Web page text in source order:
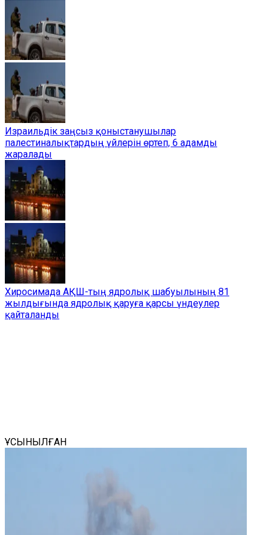
Израильдік заңсыз қоныстанушылар
палестиналықтардың үйлерін өртеп, 6 адамды
жаралады
Хиросимада АҚШ-тың ядролық шабуылының 81
жылдығында ядролық қаруға қарсы үндеулер
қайталанды
ҰСЫНЫЛҒАН